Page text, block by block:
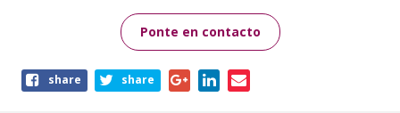
Ponte en contacto
Shareshare share